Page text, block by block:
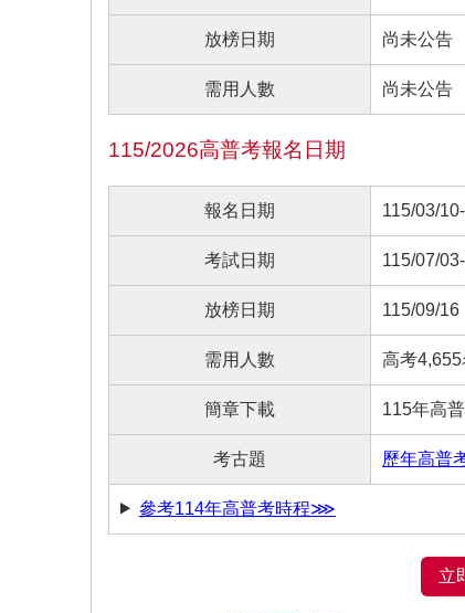
放榜日期 尚未公告
需用人數 尚未公告
115/2026高普考報名日期
報名日期 115/03/
考試日期 115/07/
放榜日期 115/09/16
需用人數 高考
簡章下載 115年高
考古題 歷年高普
參考114年高普考時程⋙
立